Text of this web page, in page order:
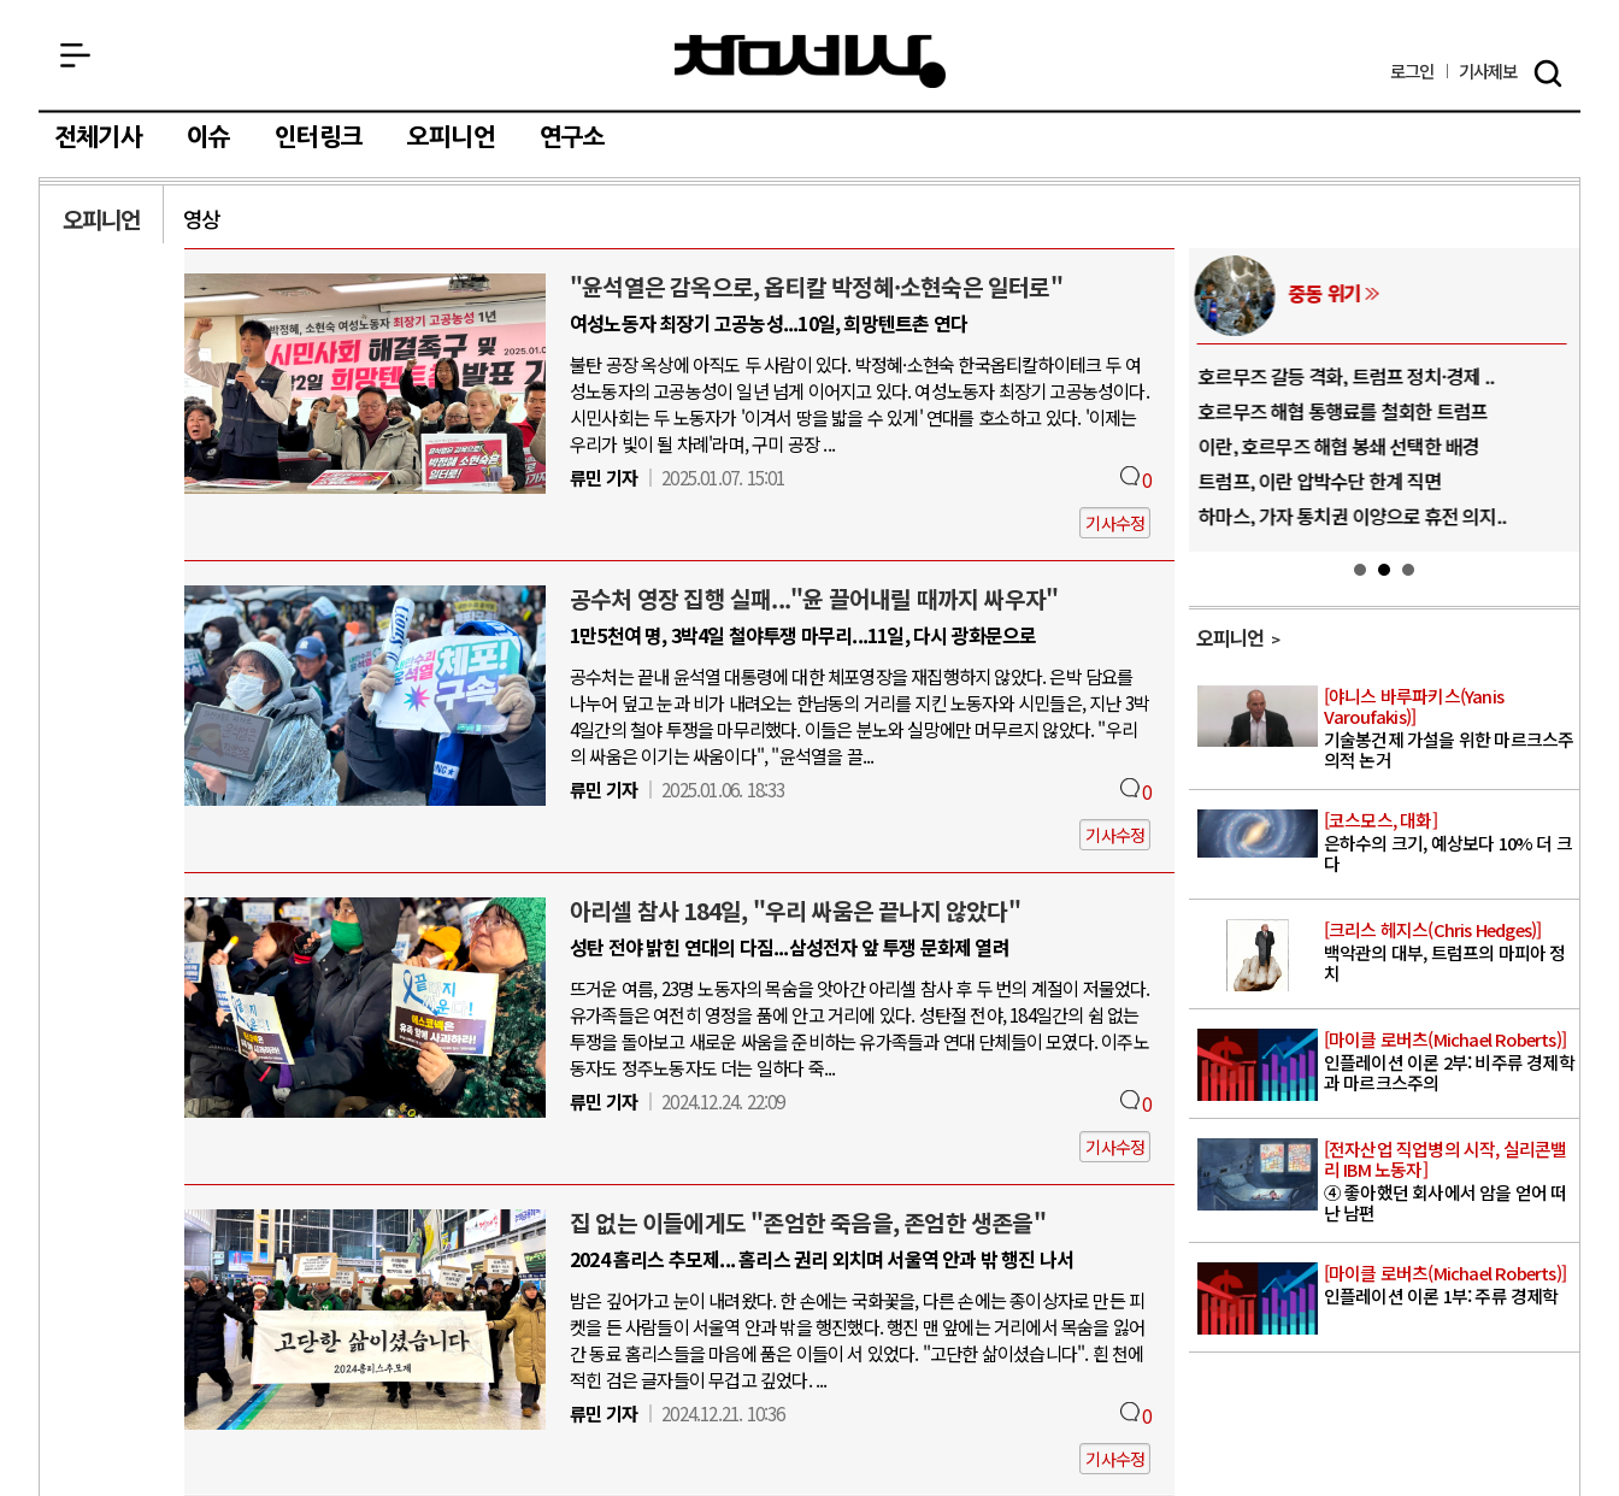
로그인 기사제보
전체기사 이슈 인터링크 오피니언 연구소
오피니언 영상
"윤석열은 감옥으로, 옵티칼 박정혜·소현숙은 일터로"
여성노동자 최장기 고공농성...10일, 희망텐트촌 연다
불탄 공장 옥상에 아직도 두 사람이 있다. 박정혜·소현숙 한국옵티칼하이테크 두 여
성노동자의 고공농성이 일년 넘게 이어지고 있다. 여성노동자 최장기 고공농성이다.
시민사회는 두 노동자가 '이겨서 땅을 밟을 수 있게' 연대를 호소하고 있다. '이제는
우리가 빛이 될 차례'라며, 구미 공장 ...
류민 기자
2025.01.07. 15:01 0
기사수정
공수처 영장 집행 실패..."윤 끌어내릴 때까지 싸우자"
1만5천여 명, 3박4일 철야투쟁 마무리...11일, 다시 광화문으로
공수처는 끝내 윤석열 대통령에 대한 체포영장을 재집행하지 않았다. 은박 담요를
나누어 덮고 눈과 비가 내려오는 한남동의 거리를 지킨 노동자와 시민들은, 지난 3박
4일간의 철야 투쟁을 마무리했다. 이들은 분노와 실망에만 머무르지 않았다. "우리
의 싸움은 이기는 싸움이다", "윤석열을 끌...
류민 기자
2025.01.06. 18:33 0
기사수정
아리셀 참사 184일, "우리 싸움은 끝나지 않았다"
성탄 전야 밝힌 연대의 다짐...삼성전자 앞 투쟁 문화제 열려
뜨거운 여름, 23명 노동자의 목숨을 앗아간 아리셀 참사 후 두 번의 계절이 저물었다.
유가족들은 여전히 영정을 품에 안고 거리에 있다. 성탄절 전야, 184일간의 쉼 없는
투쟁을 돌아보고 새로운 싸움을 준비하는 유가족들과 연대 단체들이 모였다. 이주노
동자도 정주노동자도 더는 일하다 죽...
류민 기자
2024.12.24. 22:09 0
기사수정
집 없는 이들에게도 "존엄한 죽음을, 존엄한 생존을"
2024 홈리스 추모제... 홈리스 권리 외치며 서울역 안과 밖 행진 나서
밤은 깊어가고 눈이 내려왔다. 한 손에는 국화꽃을, 다른 손에는 종이상자로 만든 피
켓을 든 사람들이 서울역 안과 밖을 행진했다. 행진 맨 앞에는 거리에서 목숨을 잃어
간 동료 홈리스들을 마음에 품은 이들이 서 있었다. "고단한 삶이셨습니다". 흰 천에
적힌 검은 글자들이 무겁고 깊었다. ...
류민 기자
2024.12.21. 10:36 0
기사수정
AI와 인간
중국 AI, 저가 공세로 글로벌 토큰 시..
AI 국부펀드 구상 놓고 미국 진보진영 ..
AI 데이터센터 반대 투쟁은 새로운 글로..
AI의 숨은 환경 비용: 데이터센터 확산..
러시아-우크라이나 전쟁
전쟁의 추상화: 우크라이나, 대리전의 역..
EU·우크라이나 드론 협력 직후, 러시아..
나토, 우크라 군사지원 2027년까지 공..
러·우크라, 대규모 공습 주고받아…민간 ..
중동 위기
호르무즈 갈등 격화, 트럼프 정치·경제 ..
호르무즈 해협 통행료를 철회한 트럼프
이란, 호르무즈 해협 봉쇄 선택한 배경
트럼프, 이란 압박수단 한계 직면
하마스, 가자 통치권 이양으로 휴전 의지..
오피니언
[야니스 바루파키스(Yanis
Varoufakis)]
기술봉건제 가설을 위한 마르크스주
의적 논거
[코스모스, 대화]
은하수의 크기, 예상보다 10% 더 크
다
[크리스 헤지스(Chris Hedges)]
백악관의 대부, 트럼프의 마피아 정
치
[마이클 로버츠(Michael Roberts)]
인플레이션 이론 2부: 비주류 경제학
과 마르크스주의
[전자산업 직업병의 시작, 실리콘밸
리 IBM 노동자]
④ 좋아했던 회사에서 암을 얻어 떠
난 남편
[마이클 로버츠(Michael Roberts)]
인플레이션 이론 1부: 주류 경제학